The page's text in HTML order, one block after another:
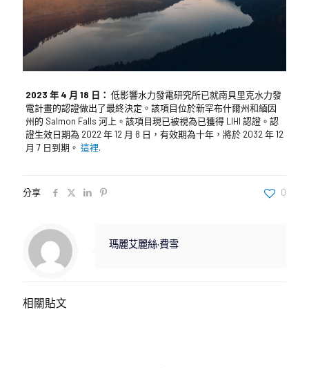
2023 年 4 月 18 日： 低影響水力發電研究所已就南貝里克水力發
電計畫的認證做出了最終決定。該項目位於新罕布什爾州和緬因
州的 Salmon Falls 河上。該項目現已被視為已獲得 LIHI 認證。認
證生效日期為 2022 年 12 月 8 日，有效期為十年，將於 2032 年 12
月 7 日到期。 這裡.
分享 0
瑪麗艾麗絲·費雪
相關貼文